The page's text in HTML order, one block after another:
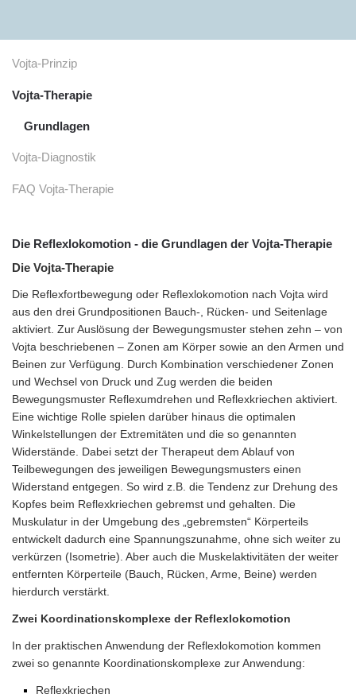
Vojta-Prinzip
Vojta-Therapie
Grundlagen
Vojta-Diagnostik
FAQ Vojta-Therapie
Die Reflexlokomotion - die Grundlagen der Vojta-Therapie
Die Vojta-Therapie
Die Reflexfortbewegung oder Reflexlokomotion nach Vojta wird
aus den drei Grundpositionen Bauch-, Rücken- und Seitenlage
aktiviert. Zur Auslösung der Bewegungsmuster stehen zehn – von
Vojta beschriebenen – Zonen am Körper sowie an den Armen und
Beinen zur Verfügung. Durch Kombination verschiedener Zonen
und Wechsel von Druck und Zug werden die beiden
Bewegungsmuster Reflexumdrehen und Reflexkriechen aktiviert.
Eine wichtige Rolle spielen darüber hinaus die optimalen
Winkelstellungen der Extremitäten und die so genannten
Widerstände. Dabei setzt der Therapeut dem Ablauf von
Teilbewegungen des jeweiligen Bewegungsmusters einen
Widerstand entgegen. So wird z.B. die Tendenz zur Drehung des
Kopfes beim Reflexkriechen gebremst und gehalten. Die
Muskulatur in der Umgebung des „gebremsten“ Körperteils
entwickelt dadurch eine Spannungszunahme, ohne sich weiter zu
verkürzen (Isometrie). Aber auch die Muskelaktivitäten der weiter
entfernten Körperteile (Bauch, Rücken, Arme, Beine) werden
hierdurch verstärkt.
Zwei Koordinationskomplexe der Reflexlokomotion
In der praktischen Anwendung der Reflexlokomotion kommen
zwei so genannte Koordinationskomplexe zur Anwendung:
Reflexkriechen